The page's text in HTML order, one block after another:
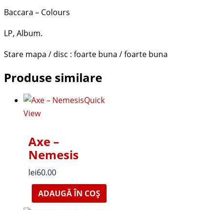
Baccara – Colours
LP, Album.
Stare mapa / disc : foarte buna / foarte buna
Produse similare
Quick
View
Axe –
Nemesis
lei60.00
ADAUGĂ ÎN COȘ